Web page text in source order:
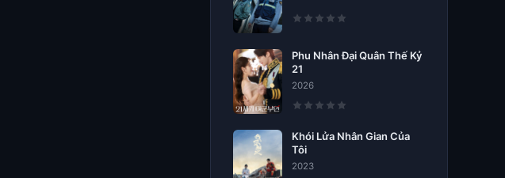
Phu Nhân Đại Quân Thế Kỷ
21
2026
Khói Lửa Nhân Gian Của
Tôi
2023